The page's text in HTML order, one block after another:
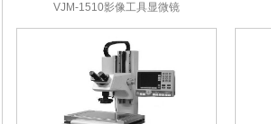
VJM-1510影像工具显微镜